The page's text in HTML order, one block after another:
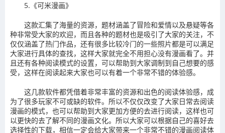
5.《可米漫画》
这款汇集了海量的资源，题材涵盖了冒险和爱情以及悬疑等各
种非常受大家的欢迎，而且各种的题材也是吸引了大家的关注，不
仅仅涵盖了热门作品，还有很多比较冷门的一些照片都是可以满足
大家进行具体的查找，这样大家就完全不用担心没有漫画看了。并
且还有各种阅读模式的设置，可以帮助到大家调制到自己想要的感
受，这样在阅读起来大家也可以有着一个非常不错的体验感。
这几款软件都凭借着非常丰富的资源和出色的阅读体验感，成
为了很多玩家不可或缺的软件。所以不仅仅改变了大家日常去阅读
漫画的模式，也可以帮助到大家更加方便的去进行阅读，这样也可
以更快的去了解不同的漫画文化。所以大家可以根据自己的喜好去
选择性的下载，相信一定会给大家带来一个非常不错的漫画阅读体